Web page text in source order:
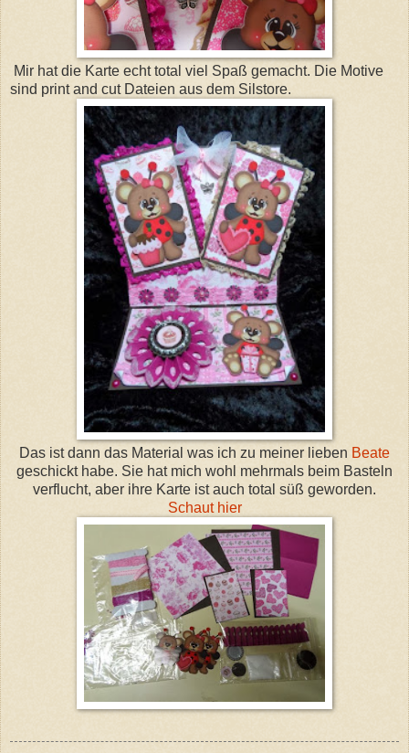
Mir hat die Karte echt total viel Spaß gemacht. Die Motive
sind print and cut Dateien aus dem Silstore.
Das ist dann das Material was ich zu meiner lieben Beate
geschickt habe. Sie hat mich wohl mehrmals beim Basteln
verflucht, aber ihre Karte ist auch total süß geworden.
Schaut hier